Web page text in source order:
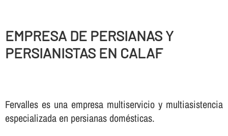
EMPRESA DE PERSIANAS Y
PERSIANISTAS EN CALAF
Fervalles es una empresa multiservicio y multiasistencia
especializada en persianas domésticas.